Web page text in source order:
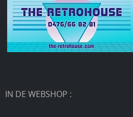
IN DE WEBSHOP :